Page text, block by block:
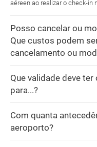
aéreen ao realizar o check-in
Posso cancelar ou
Que custos podem
cancelamento ou
Que validade deve
para...?
Com quanta
aeroporto?